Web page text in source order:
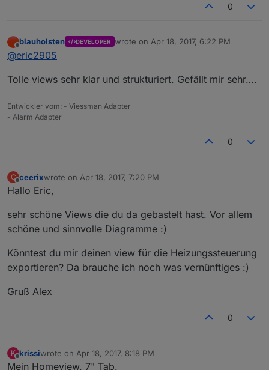
0
Offline
blauholsten DEVELOPER wrote on Apr 18, 2017, 6:22 PM
last edited by
@eric2905
Tolle views sehr klar und strukturiert. Gefällt mir sehr….
Entwickler vom: - Viessman Adapter
- Alarm Adapter
0
C
Offline
ceerixwrote on Apr 18, 2017, 7:20 PM
last edited by
Hallo Eric,
sehr schöne Views die du da gebastelt hast. Vor allem
schöne und sinnvolle Diagramme :)
Könntest du mir deinen view für die Heizungssteuerung
exportieren? Da brauche ich noch was vernünftiges :)
Gruß Alex
0
K
Offline
krissiwrote on Apr 18, 2017, 8:18 PM
last edited by
Mein Homeview. 7" Tab.